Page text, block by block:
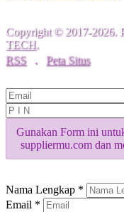
Copyright © 2017-2026.
TECH.
RSS
. Peta Situs
Gunakan Form ini
suppliermu.com dan
Nama Lengkap *
Email *